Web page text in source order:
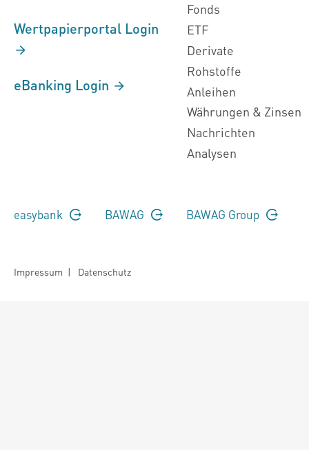
Wertpapierportal Login
eBanking Login
Fonds
ETF
Derivate
Rohstoffe
Anleihen
Währungen & Zinsen
Nachrichten
Analysen
easybank BAWAG BAWAG Group
Impressum | Datenschutz